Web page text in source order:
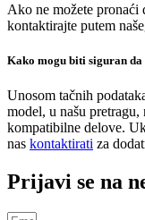
Ako ne možete pronaći
kontaktirajte putem
Kako mogu biti siguran
Unosom tačnih
model, u našu pretragu,
kompatibilne delove.
nas kontaktirati za
Prijavi se na